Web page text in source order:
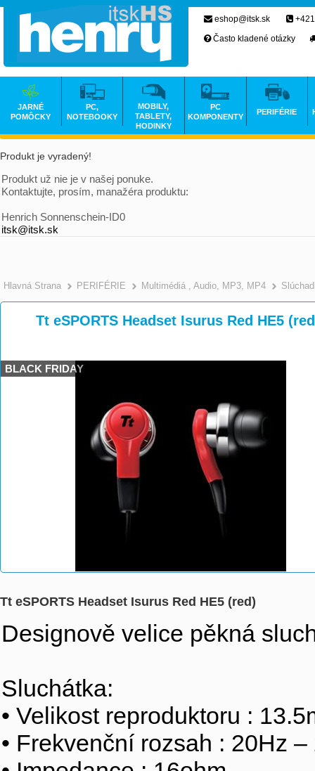
Produkt je vyradený!
Produkt už nie je v našej ponuke.
Kontaktujte, prosím, manažéra produktu:
Henrich Sonnenschein-ID0
itsk@itsk.sk
Hlavná Strana >
PERIFÉRIE >
Multimédiá , Audio, MP3, MP4
Tt eSPORTS Headset Isurus Red HE5
BLACK FRIDAY
Tt eSPORTS Headset Isurus Red HE5 (red)
Designově velice pěkná
Sluchátka:
• Velikost reproduktoru :
• Frekvenční rozsah : 20Hz
eshop@itsk.sk
Často kladené otázky
JARNÉ
POMÔCKY
PC,
NOTEBOOKY
MOBILY,
TABLETY,
HODINKY
PC
KOMPONENTY
PERIFÉRIE